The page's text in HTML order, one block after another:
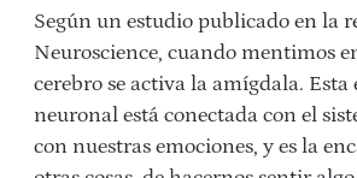
Según un estudio publicado en la
Neuroscience, cuando mentimos
cerebro se activa la amígdala.
neuronal está conectada con el
con nuestras emociones, y es la